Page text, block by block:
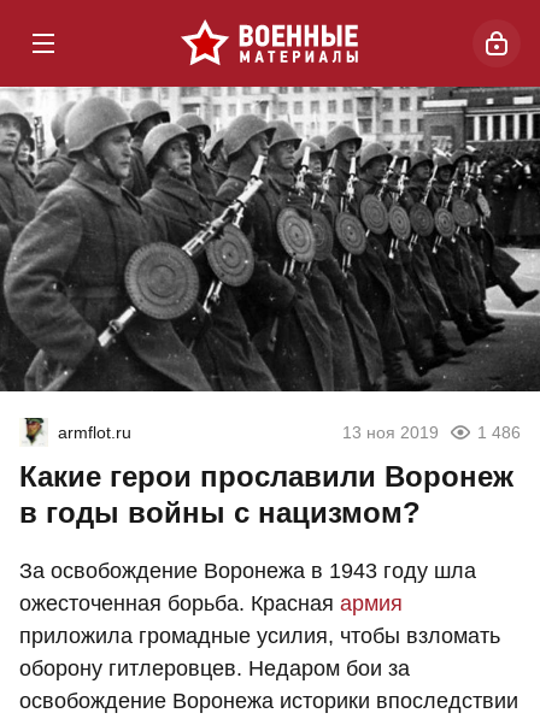
armflot.ru 13 ноя 2019 1 486
Какие герои прославили Воронеж
в годы войны с нацизмом?
За освобождение Воронежа в 1943 году шла
ожесточенная борьба. Красная армия
приложила громадные усилия, чтобы взломать
оборону гитлеровцев. Недаром бои за
освобождение Воронежа историки впоследствии